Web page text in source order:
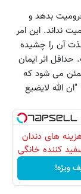
بدهد و
نداند. این امر
آن را چشیده
اثر ایمان
می شود که
الله لایضیع
های دندان
کننده خانگی
ویژه!